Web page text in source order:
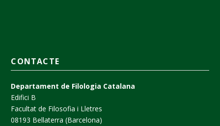
CONTACTE
Departament de Filologia Catalana
Edifici B
Facultat de Filosofia i Lletres
08193 Bellaterra (Barcelona)